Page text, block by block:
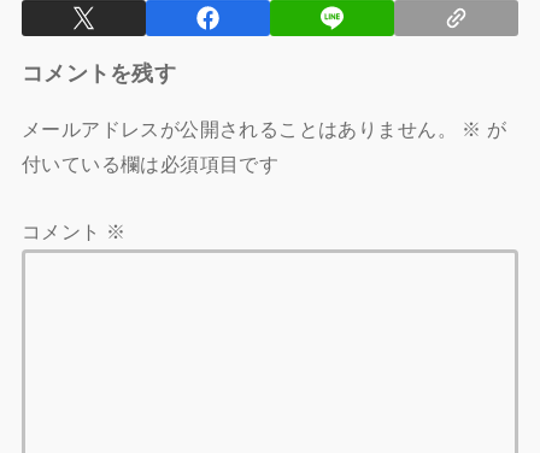
コメントを残す
メールアドレスが公開されることはありません。 ※ が
付いている欄は必須項目です
コメント ※